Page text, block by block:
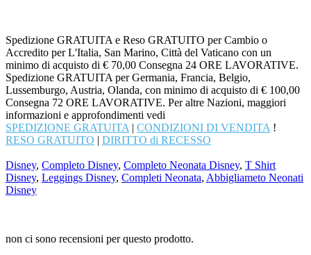
Spedizione GRATUITA e Reso GRATUITO per Cambio o
Accredito per L'Italia, San Marino, Città del Vaticano con un
minimo di acquisto di € 70,00 Consegna 24 ORE LAVORATIVE.
Spedizione GRATUITA per Germania, Francia, Belgio,
Lussemburgo, Austria, Olanda, con minimo di acquisto di € 100,00
Consegna 72 ORE LAVORATIVE. Per altre Nazioni, maggiori
informazioni e approfondimenti vedi
SPEDIZIONE GRATUITA | CONDIZIONI DI VENDITA !
RESO GRATUITO | DIRITTO di RECESSO
Disney, Completo Disney, Completo Neonata Disney, T Shirt
Disney, Leggings Disney, Completi Neonata, Abbigliameto Neonati
Disney
non ci sono recensioni per questo prodotto.